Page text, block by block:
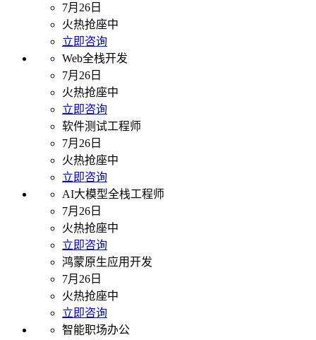
7月26日
火热抢座中
立即咨询
Web全栈开发
7月26日
火热抢座中
立即咨询
软件测试工程师
7月26日
火热抢座中
立即咨询
AI大模型全栈工程师
7月26日
火热抢座中
立即咨询
鸿蒙原生应用开发
7月26日
火热抢座中
立即咨询
智能职场办公